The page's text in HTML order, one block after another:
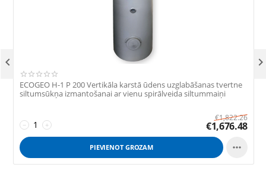
ECOGEO H-1 P 200 Vertikāla karstā ūdens uzglabāšanas tvertne
siltumsūkņa izmantošanai ar vienu spirālveida siltummaiņi
+
−
€1,822.26
€1,676.48
PIEVIENOT GROZAM 
